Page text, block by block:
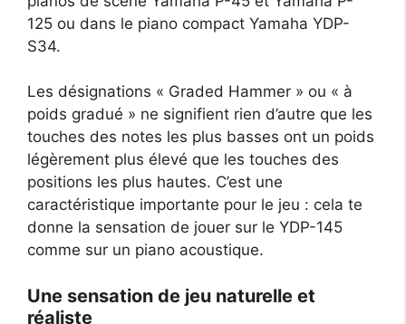
125 ou dans le piano compact Yamaha YDP-
S34.
Les désignations « Graded Hammer » ou « à
poids gradué » ne signifient rien d’autre que les
touches des notes les plus basses ont un poids
légèrement plus élevé que les touches des
positions les plus hautes. C’est une
caractéristique importante pour le jeu : cela te
donne la sensation de jouer sur le YDP-145
comme sur un piano acoustique.
Une sensation de jeu naturelle et
réaliste